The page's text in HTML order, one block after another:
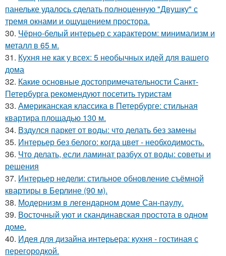
панельке удалось сделать полноценную "Двушку" с
тремя окнами и ощущением простора.
30. Чёрно-белый интерьер с характером: минимализм и
металл в 65 м.
31. Кухня не как у всех: 5 необычных идей для вашего
дома
32. Какие основные достопримечательности Санкт-
Петербурга рекомендуют посетить туристам
33. Американская классика в Петербурге: стильная
квартира площадью 130 м.
34. Вздулся паркет от воды: что делать без замены
35. Интерьер без белого: когда цвет - необходимость.
36. Что делать, если ламинат разбух от воды: советы и
решения
37. Интерьер недели: стильное обновление съёмной
квартиры в Берлине (90 м).
38. Модернизм в легендарном доме Сан-паулу.
39. Восточный уют и скандинавская простота в одном
доме.
40. Идея для дизайна интерьера: кухня - гостиная с
перегородкой.